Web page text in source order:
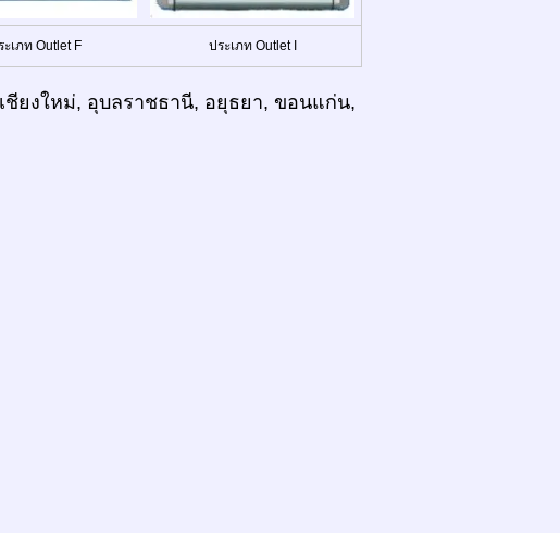
ะเภท Outlet F ประเภท Outlet I
ชียงใหม่, อุบลราชธานี, อยุธยา, ขอนแก่น,